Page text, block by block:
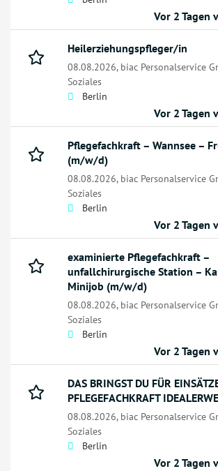
Vor 2 Tagen
Heilerziehungspfleger/in
08.08.2026, biac Personalservice
Soziales
Berlin
Vor 2 Tagen
Pflegefachkraft – Wannsee –
(m/w/d)
08.08.2026, biac Personalservice
Soziales
Berlin
Vor 2 Tagen
examinierte Pflegefachkraft –
unfallchirurgische Station –
Minijob (m/w/d)
08.08.2026, biac Personalservice
Soziales
Berlin
Vor 2 Tagen
DAS BRINGST DU FÜR
PFLEGEFACHKRAFT
08.08.2026, biac Personalservice
Soziales
Berlin
Vor 2 Tagen